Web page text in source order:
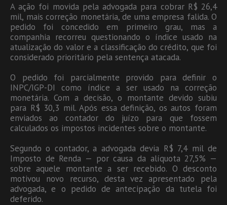
A ação foi movida pela advogada para cobrar R$ 26,4
mil, mais correção monetária, de uma empresa falida. O
pedido foi concedido em primeiro grau, mas a
companhia recorreu questionando o índice usado na
atualização do valor e a classificação do crédito, que foi
considerado prioritário pela sentença atacada.
O pedido foi parcialmente provido para definir o
INPC/IGP-DI como índice a ser usado na correção
monetária. Com a decisão, o montante devido subiu
para R$ 30,3 mil. Após essa definição, os autos foram
enviados ao contador do juízo para que fossem
calculados os impostos incidentes sobre o montante.
Segundo o contador, a advogada devia R$ 7,4 mil de
Imposto de Renda — por causa da alíquota 27,5% —
sobre aquele montante a ser recebido. O desconto
motivou novo recurso, desta vez apresentado pela
advogada, e o pedido de antecipação da tutela foi
deferido.